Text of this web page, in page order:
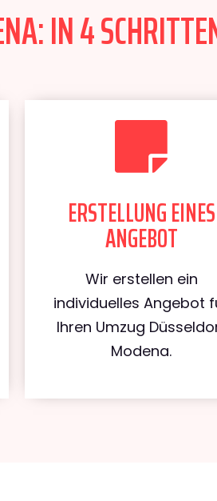
IN 4
ERSTELLUNG EINES
ANGEBOT
Wir erstellen ein
individuelles Angebot
Ihren Umzug
Modena.